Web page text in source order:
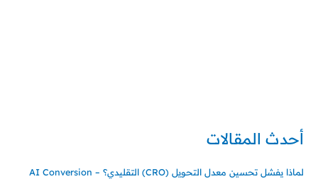
أحدث المقالات
لماذا يفشل تحسين معدل التحويل (CRO) التقليدي؟ – AI Conversion